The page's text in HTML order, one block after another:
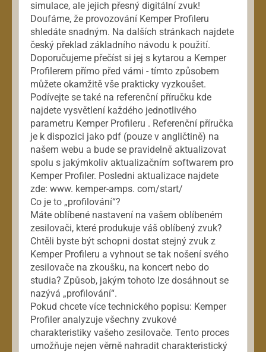
simulace, ale jejich přesný digitální zvuk!
Doufáme, že provozování Kemper Profileru
shledáte snadným. Na dalších stránkach najdete
český překlad základního návodu k použití.
Doporučujeme přečíst si jej s kytarou a Kemper
Profilerem přímo před vámi - tímto způsobem
můžete okamžitě vše prakticky vyzkoušet.
Podívejte se také na referenční příručku kde
najdete vysvětlení každého jednotlivého
parametru Kemper Profileru . Referenční příručka
je k dispozici jako pdf (pouze v angličtině) na
našem webu a bude se pravidelně aktualizovat
spolu s jakýmkoliv aktualizačním softwarem pro
Kemper Profiler. Posledni aktualizace najdete
zde: www. kemper-amps. com/start/
Co je to „profilování“?
Máte oblíbené nastavení na vašem oblíbeném
zesilovači, které produkuje váš oblíbený zvuk?
Chtěli byste být schopni dostat stejný zvuk z
Kemper Profileru a vyhnout se tak nošení svého
zesilovače na zkoušku, na koncert nebo do
studia? Způsob, jakým tohoto lze dosáhnout se
nazývá „profilování“.
Pokud chcete více technického popisu: Kemper
Profiler analyzuje všechny zvukové
charakteristiky vašeho zesilovače. Tento proces
umožňuje nejen věrně nahradit charakteristický